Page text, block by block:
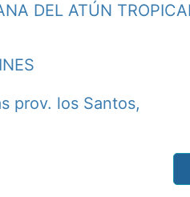
DEL ATÚN
prov. los Santos,